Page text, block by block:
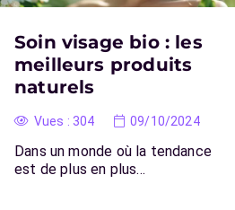
Soin visage bio : les
meilleurs produits
naturels
Vues : 304 09/10/2024
Dans un monde où la tendance
est de plus en plus…